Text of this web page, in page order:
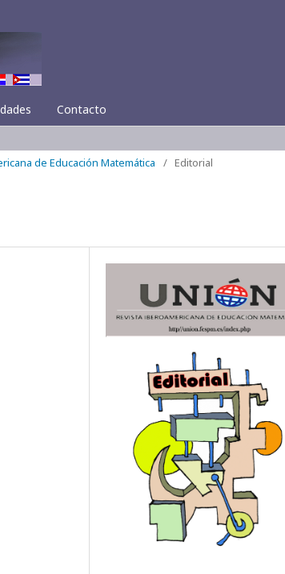
Contacto
de Educación Matemática / Editorial